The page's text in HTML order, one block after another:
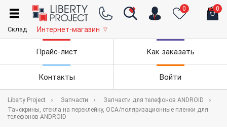
0 0
Склад Интернет-магазин ▽
Прайс-лист Как заказать
Контакты Войти
Liberty Project Запчасти
Запчасти для телефонов ANDROID
Тачскрины, стекла на переклейку, OCA/поляризационные пленки для
телефонов ANDROID